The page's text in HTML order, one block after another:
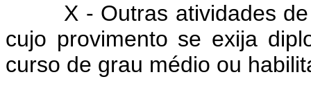
X - Outras atividades
cujo provimento se exija
curso de grau médio ou